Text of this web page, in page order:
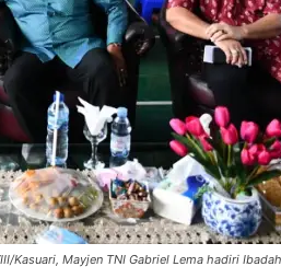
Kasuari, Mayjen TNI Gabriel Lema hadiri